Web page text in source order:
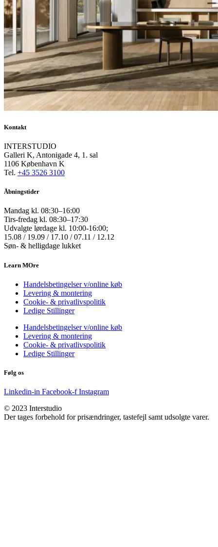
Kontakt
INTERSTUDIO
Galleri K, Antonigade 4, 1. sal
1106 København K
Tel. +45 3526 3100
Åbningstider
Mandag kl. 08:30–16:00
Tirs-fredag kl. 08:30–17:30
Udvalgte lørdage kl. 10:00-16:00;
15.08 / 19.09 / 17.10 / 07.11 / 12.12
Søn- & helligdage lukket
Learn MOre
Handelsbetingelser v/online køb
Levering & montering
Cookie- & privatlivspolitik
Ledige Stillinger
Handelsbetingelser v/online køb
Levering & montering
Cookie- & privatlivspolitik
Ledige Stillinger
Følg os
Linkedin-in Facebook-f Instagram
© 2023 Interstudio
Der tages forbehold for prisændringer, tastefejl samt udsolgte varer.